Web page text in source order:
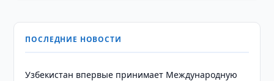
ПОСЛЕДНИЕ НОВОСТИ
Узбекистан впервые принимает Международную